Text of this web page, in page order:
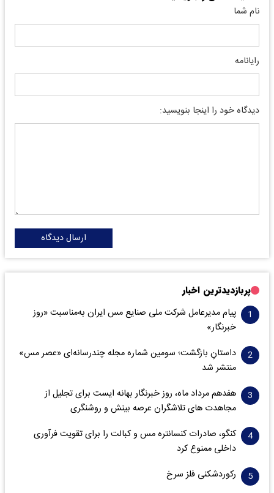
نام شما
رایانامه
دیدگاه خود را اینجا بنویسید:
ارسال دیدگاه
پربازدیدترین اخبار
پیام مدیرعامل شرکت ملی صنایع مس ایران به‌مناسبت «روز
خبرنگار»
داستانِ بازگشت؛ سومین شماره مجله چندرسانه‌ای «عصر مس»
منتشر شد
هفدهم مرداد ماه، روز خبرنگار بهانه ایست برای تجلیل از
مجاهدت های تلاشگران عرصه بینش و روشنگری
کنگو، صادرات کنسانتره مس و کبالت را برای تقویت فرآوری
داخلی ممنوع کرد
رکوردشکنی فلز سرخ